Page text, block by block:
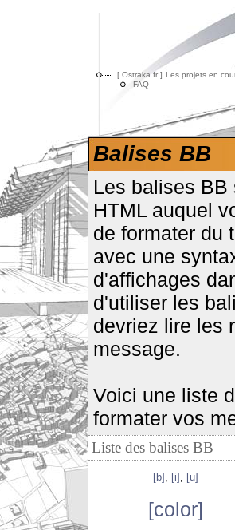
[ Ostraka.fr ] Les projets en
FAQ
Balises BB
Les balises
HTML auquel
de formater du
avec une
d'affichages
d'utiliser les
devriez lire les
message.
Voici une liste
formater vos
Liste des balises BB
[b] , [i] , [u]
[color]